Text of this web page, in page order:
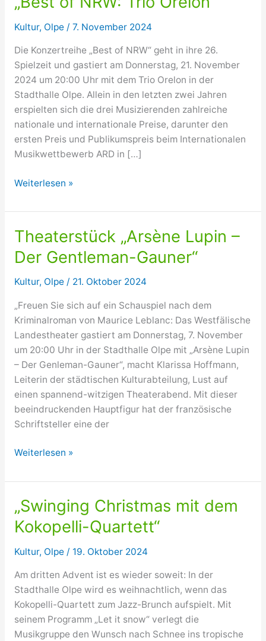
Kultur, Olpe/ 7. November 2024
Die Konzertreihe „Best of NRW“ geht in ihre 26.
Spielzeit und gastiert am Donnerstag, 21. November
2024 um 20:00 Uhr mit dem Trio Orelon in der
Stadthalle Olpe. Allein in den letzten zwei Jahren
erspielten sich die drei Musizierenden zahlreiche
nationale und internationale Preise, darunter den
ersten Preis und Publikumspreis beim Internationalen
Musikwettbewerb ARD in […]
„Best
NRW:
Orelon“
Weiterlesen »
Theaterstück „Arsène Lupin –
Der Gentleman-Gauner“
Kultur, Olpe/ 21. Oktober 2024
„Freuen Sie sich auf ein Schauspiel nach dem
Kriminalroman von Maurice Leblanc: Das Westfälische
Landestheater gastiert am Donnerstag, 7. November
um 20:00 Uhr in der Stadthalle Olpe mit „Arsène Lupin
– Der Genleman-Gauner“, macht Klarissa Hoffmann,
Leiterin der städtischen Kulturabteilung, Lust auf
einen spannend-witzigen Theaterabend. Mit dieser
beeindruckenden Hauptfigur hat der französische
Schriftsteller eine der
Theaterstück
Lupin
Der
Gentleman-
Weiterlesen »
„Swinging Christmas mit dem
Kokopelli-Quartett“
Kultur, Olpe/ 19. Oktober 2024
Am dritten Advent ist es wieder soweit: In der
Stadthalle Olpe wird es weihnachtlich, wenn das
Kokopelli-Quartett zum Jazz-Brunch aufspielt. Mit
seinem Programm „Let it snow“ verlegt die
Musikgruppe den Wunsch nach Schnee ins tropische